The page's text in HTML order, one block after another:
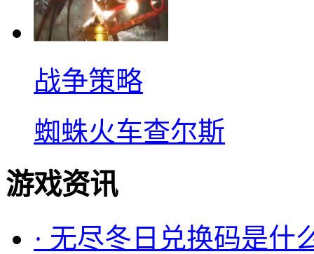
战争策略
蜘蛛火车查尔斯
游戏资讯
· 无尽冬日兑换码是什